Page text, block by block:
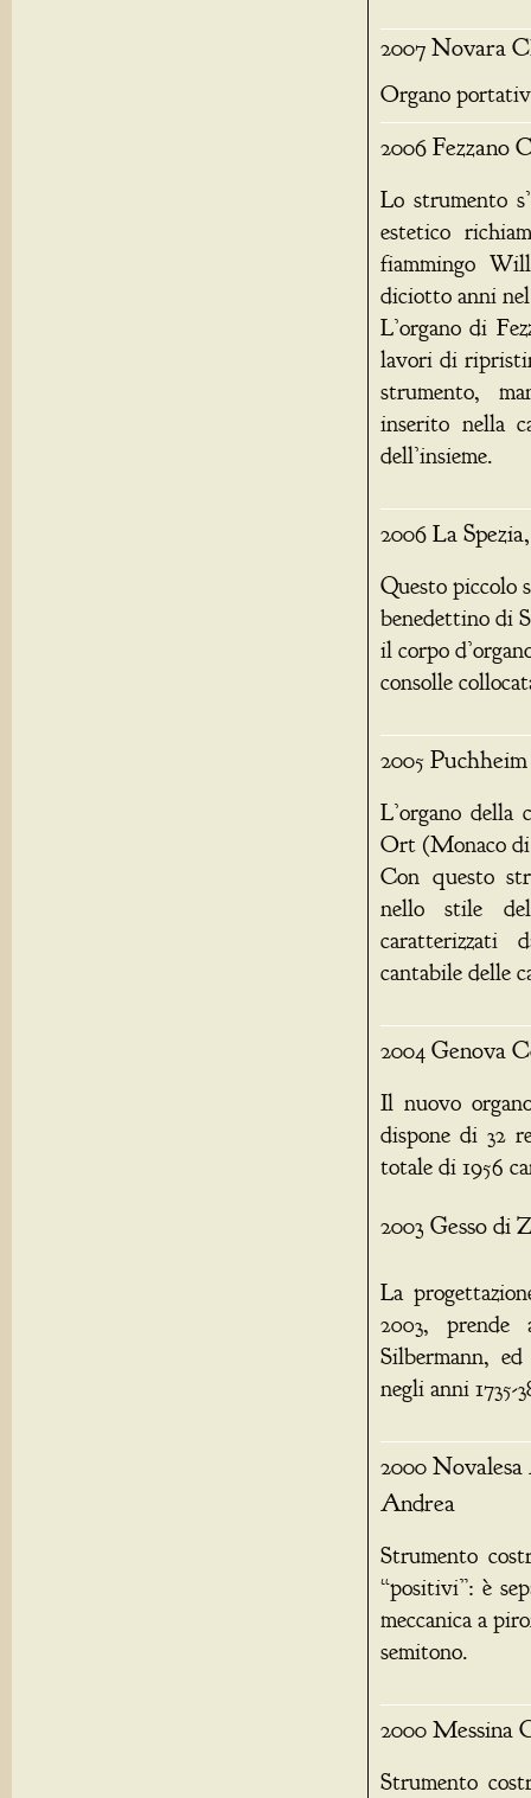
2007 Novara
Organo
2006 Fezzano
Lo strumento
estetico
fiammingo
diciotto anni
L’organo di
lavori di
strumento,
inserito nella
dell’insieme.
2006 La
Questo piccolo
benedettino di
il corpo
consolle
2005
L’organo della
Ort (Monaco di
Con questo
nello stile
caratterizzati
cantabile delle
2004 Genova
Il nuovo
dispone di 32
totale di 1956
2003 Gesso di
La
2003, prende
Silbermann,
negli anni
2000
Andrea
Strumento
“positivi”: è
meccanica a
semitono.
2000 Messina
Strumento